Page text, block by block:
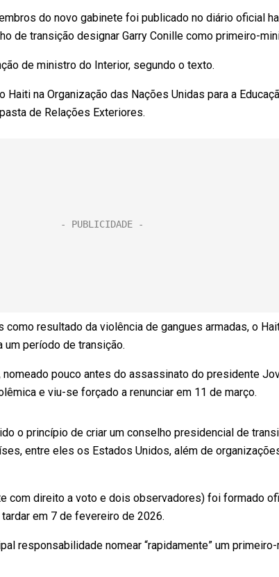
do novo gabinete foi publicado no diário oficial
de transição designar Garry Conille como primeiro-
de ministro do Interior, segundo o texto.
Haiti na Organização das Nações Unidas para a
de Relações Exteriores.
como resultado da violência de gangues armadas, o
período de transição.
pouco antes do assassinato do presidente
e viu-se forçado a renunciar em 11 de março.
o princípio de criar um conselho presidencial de
entre eles os Estados Unidos, além de
com direito a voto e dois observadores) foi formado
em 7 de fevereiro de 2026.
responsabilidade nomear “rapidamente” um